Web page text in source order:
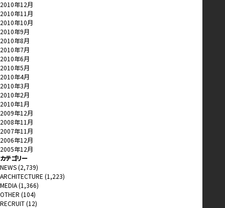
2010年12月
2010年11月
2010年10月
2010年9月
2010年8月
2010年7月
2010年6月
2010年5月
2010年4月
2010年3月
2010年2月
2010年1月
2009年12月
2008年11月
2007年11月
2006年12月
2005年12月
カテゴリー
NEWS(2,739)
ARCHITECTURE (1,223)
MEDIA(1,366)
OTHER (104)
RECRUIT(12)